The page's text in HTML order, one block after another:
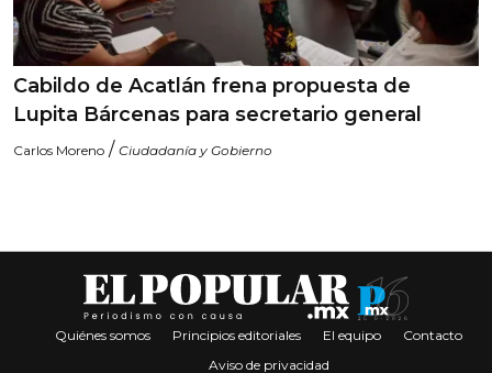
Cabildo de Acatlán frena propuesta de
Lupita Bárcenas para secretario general
Carlos Moreno / Ciudadanía y Gobierno
Quiénes somos Principios editoriales El equipo
Contacto
Aviso de privacidad